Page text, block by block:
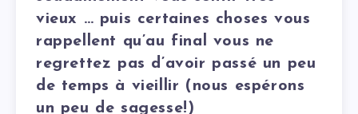
vieux … puis certaines choses vous
rappellent qu’au final vous ne
regrettez pas d’avoir passé un peu
de temps à vieillir (nous espérons
un peu de sagesse!)